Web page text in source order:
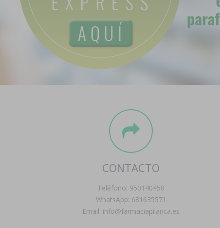
CONTACTO
Teléfono: 950140450
WhatsApp: 681635571
Email: info@farmaciapilarica.es